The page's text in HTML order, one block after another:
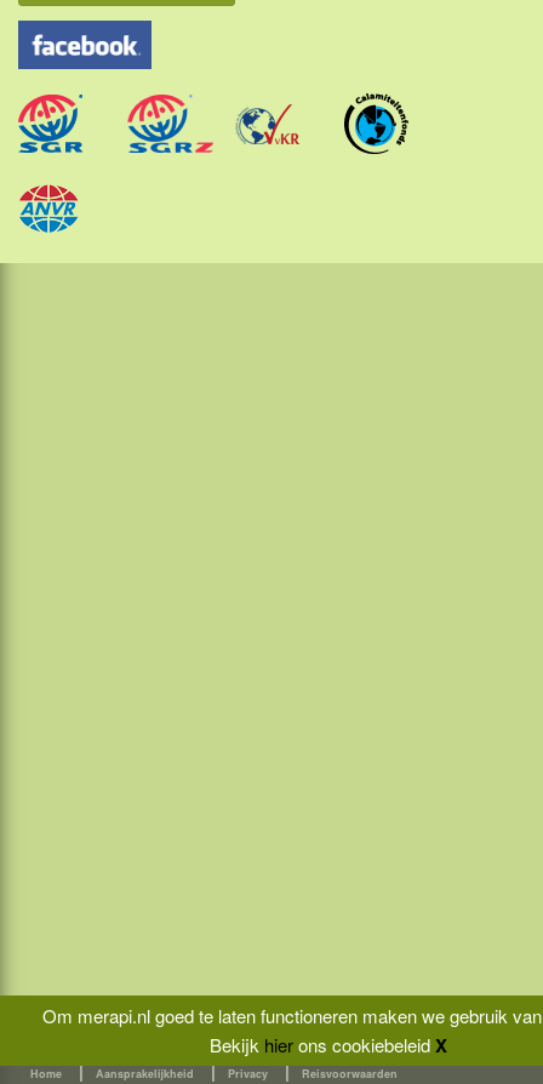
Om merapi.nl goed te laten functioneren maken we gebruik
Bekijk hierons cookiebeleidX
Overige Sunda eilanden
Java
Kalimantan
Molukken
Home | Aansprakelijkheid | Privacy | Reisvoorwaarden